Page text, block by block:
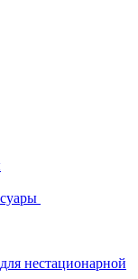
нестационарной